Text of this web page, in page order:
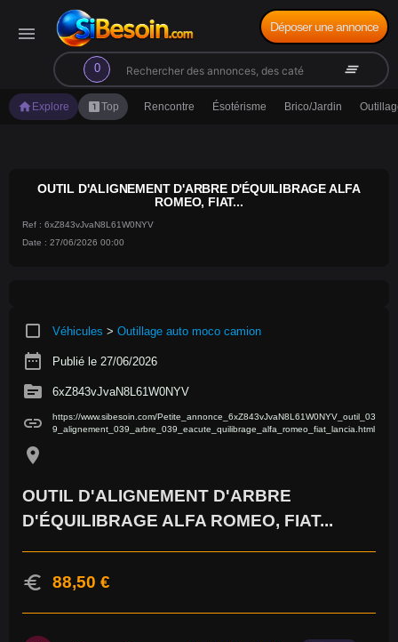
menu
0
search clear_all
Déposer une annonce
home Explore looks_oneTop Rencontre Ésotérisme Brico/Jardin
OUTIL D'ALIGNEMENT D'ARBRE D'ÉQUILIBRAGE ALFA
ROMEO, FIAT...
Ref : 6xZ843vJvaN8L61W0NYV
Date : 27/06/2026 00:00
crop_square Véhicules > Outillage auto moco camion
date_range Publié le 27/06/2026
source 6xZ843vJvaN8L61W0NYV
link
https://www.sibesoin.com/Petite_annonce_6xZ843vJvaN8L61W0NYV_outil_03
9_alignement_039_arbre_039_eacute_quilibrage_alfa_romeo_fiat_lancia.html
location_on
OUTIL D'ALIGNEMENT D'ARBRE
D'ÉQUILIBRAGE ALFA ROMEO, FIAT...
euro 88,50 €